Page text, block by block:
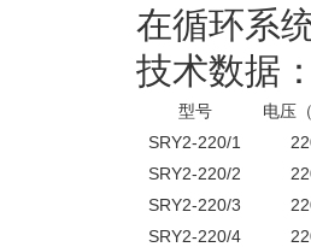
在循环系
技术数据
型号
电压
SRY2-220/1
SRY2-220/2
SRY2-220/3
SRY2-220/4